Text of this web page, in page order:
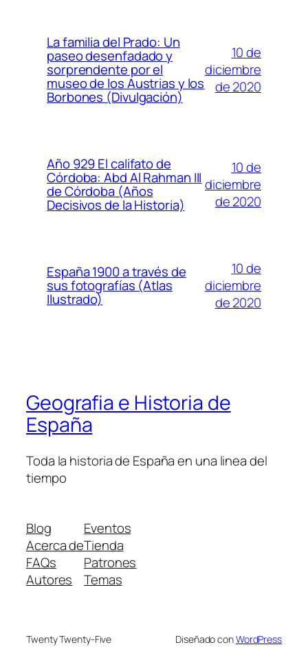
La familia del Prado: Un
paseo desenfadado y
sorprendente por el
museo de los Austrias y los
Borbones (Divulgación)
10 de
diciembre
de 2020
Año 929 El califato de
Córdoba: Abd Al Rahman III
de Córdoba (Años
Decisivos de la Historia)
10 de
diciembre
de 2020
España 1900 a través de
sus fotografías (Atlas
Ilustrado)
10 de
diciembre
de 2020
Geografia e Historia de
España
Toda la historia de España en una linea del
tiempo
Blog
Acerca de
FAQs
Autores
Eventos
Tienda
Patrones
Temas
Twenty Twenty-Five Diseñado conWordPress